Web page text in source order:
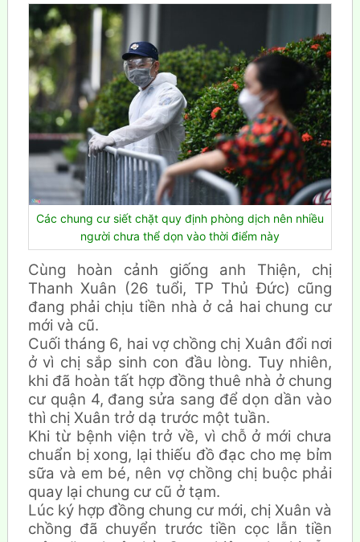
Các chung cư siết chặt quy định phòng dịch nên nhiều
người chưa thể dọn vào thời điểm này
Cùng hoàn cảnh giống anh Thiện, chị
Thanh Xuân (26 tuổi, TP Thủ Đức) cũng
đang phải chịu tiền nhà ở cả hai chung cư
mới và cũ.
Cuối tháng 6, hai vợ chồng chị Xuân đổi nơi
ở vì chị sắp sinh con đầu lòng. Tuy nhiên,
khi đã hoàn tất hợp đồng thuê nhà ở chung
cư quận 4, đang sửa sang để dọn dần vào
thì chị Xuân trở dạ trước một tuần.
Khi từ bệnh viện trở về, vì chỗ ở mới chưa
chuẩn bị xong, lại thiếu đồ đạc cho mẹ bỉm
sữa và em bé, nên vợ chồng chị buộc phải
quay lại chung cư cũ ở tạm.
Lúc ký hợp đồng chung cư mới, chị Xuân và
chồng đã chuyển trước tiền cọc lẫn tiền